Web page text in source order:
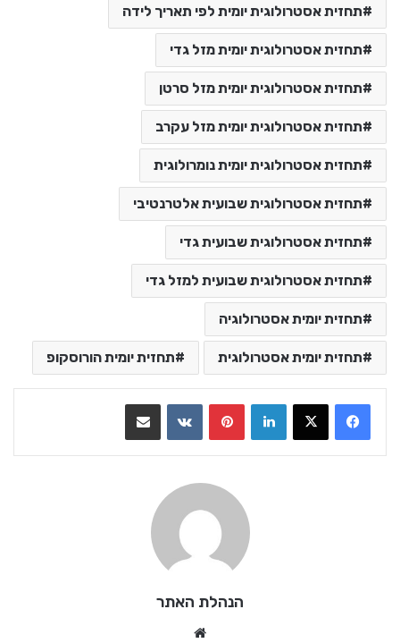
תחזית אסטרולוגית יומית לפי תאריך לידה
תחזית אסטרולוגית יומית מזל גדי
תחזית אסטרולוגית יומית מזל סרטן
תחזית אסטרולוגית יומית מזל עקרב
תחזית אסטרולוגית יומית נומרולוגית
תחזית אסטרולוגית שבועית אלטרנטיבי
תחזית אסטרולוגית שבועית גדי
תחזית אסטרולוגית שבועית למזל גדי
תחזית יומית אסטרולוגיה
תחזית יומית אסטרולוגית תחזית יומית הורוסקופ
LinkedIn
VKontakte
הנהלת האתר